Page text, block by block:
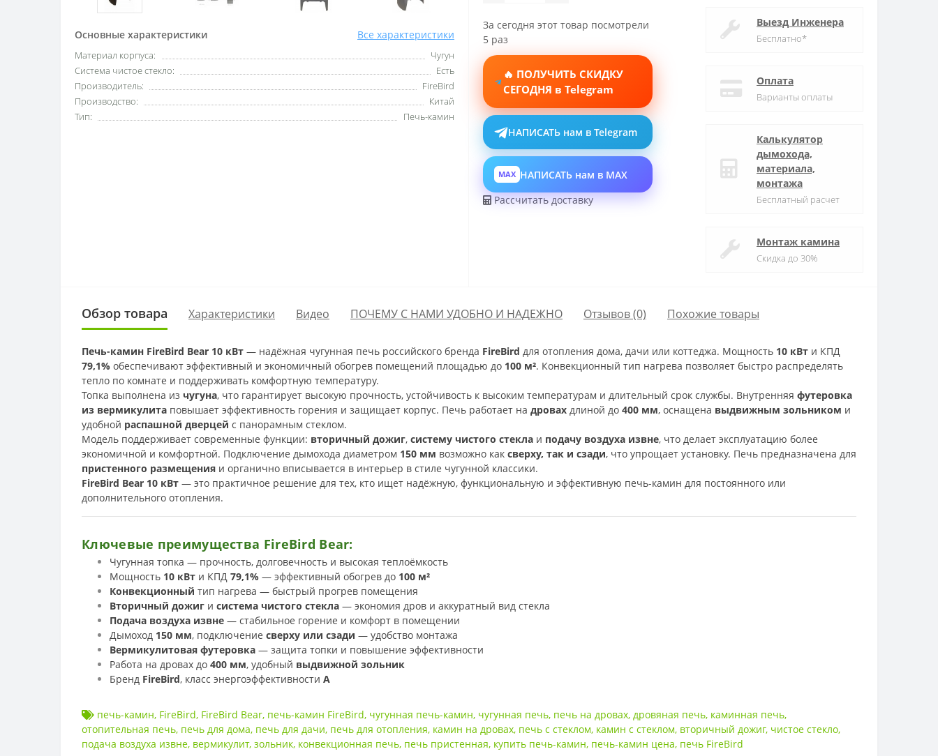
Основные характеристики Все характеристики
Материал корпуса:
Чугун
Система чистое стекло:
Есть
Производитель:
FireBird
Производство:
Китай
Тип:
Печь-камин
За сегодня этот товар посмотрели
5 раз
🔥 ПОЛУЧИТЬ СКИДКУ
СЕГОДНЯ в Telegram
НАПИСАТЬ нам в Telegram
MAX НАПИСАТЬ нам в MAX
Рассчитать доставку
Выезд Инженера
Бесплатно*
Оплата
Варианты оплаты
Калькулятор
дымохода,
материала,
монтажа
Бесплатный расчет
Монтаж камина
Скидка до 30%
Обзор товара Характеристики Видео ПОЧЕМУ С НАМИ УДОБНО И НАДЕЖНО Отзывов (0) Похожие товары
Печь-камин FireBird Bear 10 кВт — надёжная чугунная печь российского бренда FireBird для отопления дома, дачи или коттеджа. Мощность 10 кВт и КПД
79,1% обеспечивают эффективный и экономичный обогрев помещений площадью до 100 м². Конвекционный тип нагрева позволяет быстро распределять
тепло по комнате и поддерживать комфортную температуру.
Топка выполнена из чугуна, что гарантирует высокую прочность, устойчивость к высоким температурам и длительный срок службы. Внутренняя футеровка
из вермикулита повышает эффективность горения и защищает корпус. Печь работает на дровах длиной до 400 мм, оснащена выдвижным зольником и
удобной распашной дверцей с панорамным стеклом.
Модель поддерживает современные функции: вторичный дожиг, систему чистого стекла и подачу воздуха извне, что делает эксплуатацию более
экономичной и комфортной. Подключение дымохода диаметром 150 мм возможно как сверху, так и сзади, что упрощает установку. Печь предназначена для
пристенного размещения и органично вписывается в интерьер в стиле чугунной классики.
FireBird Bear 10 кВт — это практичное решение для тех, кто ищет надёжную, функциональную и эффективную печь-камин для постоянного или
дополнительного отопления.
Ключевые преимущества FireBird Bear:
Чугунная топка — прочность, долговечность и высокая теплоёмкость
Мощность 10 кВт и КПД 79,1% — эффективный обогрев до 100 м²
Конвекционный тип нагрева — быстрый прогрев помещения
Вторичный дожиг и система чистого стекла — экономия дров и аккуратный вид стекла
Подача воздуха извне — стабильное горение и комфорт в помещении
Дымоход 150 мм, подключение сверху или сзади — удобство монтажа
Вермикулитовая футеровка — защита топки и повышение эффективности
Работа на дровах до 400 мм, удобный выдвижной зольник
Бренд FireBird, класс энергоэффективности A
печь-камин, FireBird, FireBird Bear, печь-камин FireBird, чугунная печь-камин, чугунная печь, печь на дровах, дровяная печь, каминная печь,
отопительная печь, печь для дома, печь для дачи, печь для отопления, камин на дровах, печь с стеклом, камин с стеклом, вторичный дожиг, чистое стекло,
подача воздуха извне, вермикулит, зольник, конвекционная печь, печь пристенная, купить печь-камин, печь-камин цена, печь FireBird